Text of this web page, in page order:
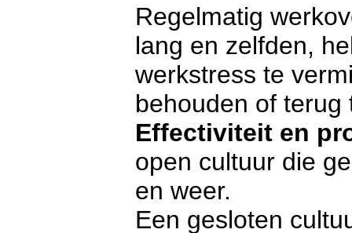
Regelmatig
lang en zelfden,
werkstress te
behouden of terug
Effectiviteit en
open cultuur die
en weer.
Een gesloten